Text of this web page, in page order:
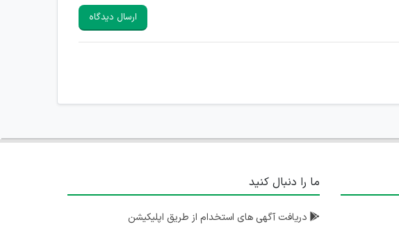
ارسال دیدگاه
ما را دنبال کنید
دریافت آگهی های استخدام از طریق اپلیکیشن